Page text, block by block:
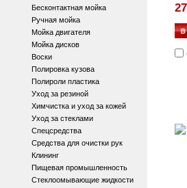
Бесконтактная мойка
Ручная мойка
Мойка двигателя
Мойка дисков
Воски
Полировка кузова
Полироли пластика
Уход за резиной
Химчистка и уход за кожей
Уход за стеклами
Спецсредства
Средства для очистки рук
Клининг
Пищевая промышленность
Стеклоомывающие жидкости